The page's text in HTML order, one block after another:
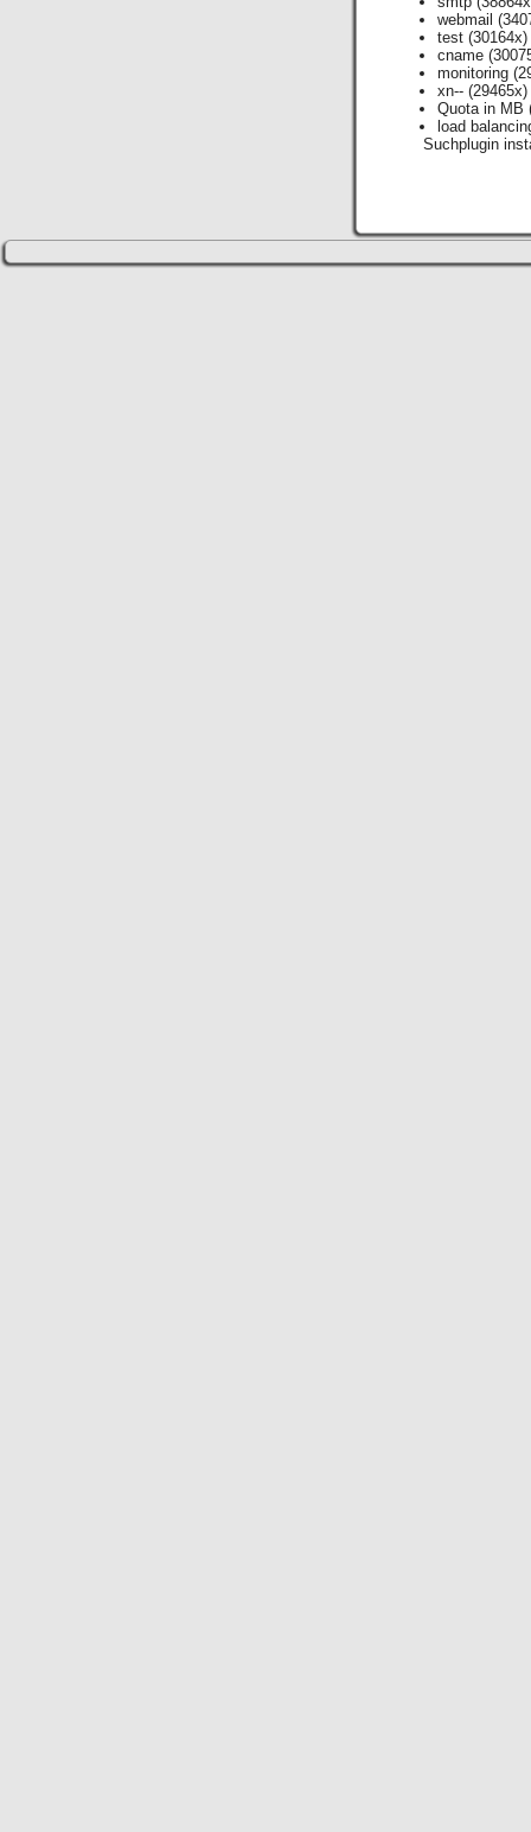
webmail
test (30164x)
cname
monitoring
xn-- (29465x)
Quota in MB
load
Suchplugin